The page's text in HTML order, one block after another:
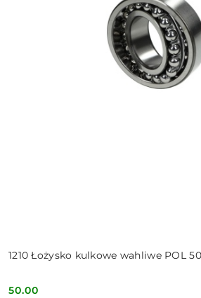
1210 Łożysko kulkowe wahliwe POL
50.00